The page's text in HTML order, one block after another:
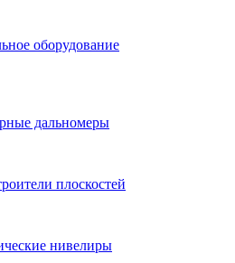
оборудование
дальномеры
плоскостей
нивелиры